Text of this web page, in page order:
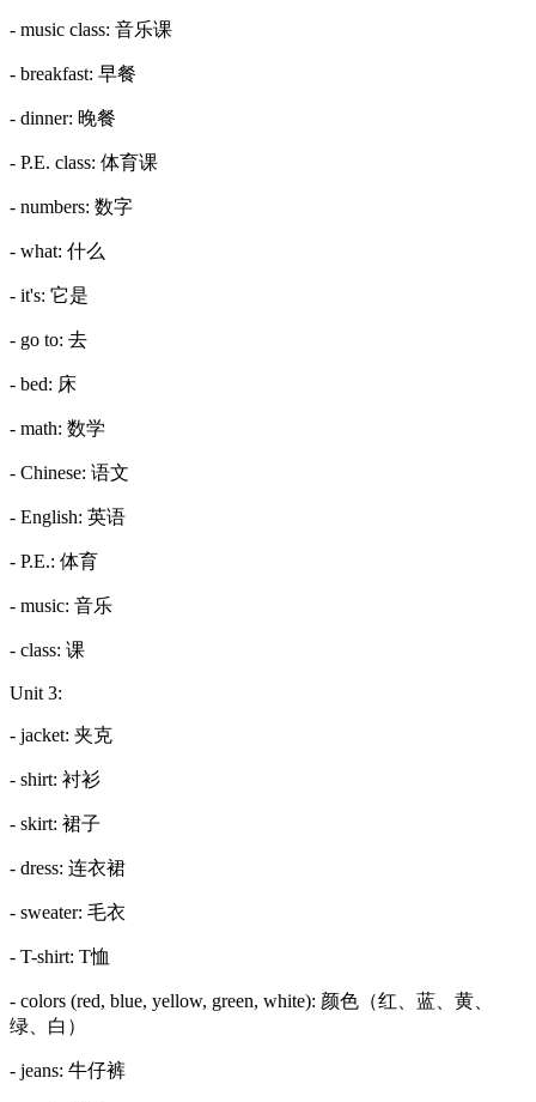
- music class: 音乐课
- breakfast: 早餐
- dinner: 晚餐
- P.E. class: 体育课
- numbers: 数字
- what: 什么
- it's: 它是
- go to: 去
- bed: 床
- math: 数学
- Chinese: 语文
- English: 英语
- P.E.: 体育
- music: 音乐
- class: 课
Unit 3:
- jacket: 夹克
- shirt: 衬衫
- skirt: 裙子
- dress: 连衣裙
- sweater: 毛衣
- T-shirt: T恤
- colors (red, blue, yellow, green, white): 颜色（红、蓝、黄、
绿、白）
- jeans: 牛仔裤